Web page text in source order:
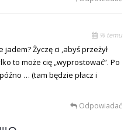
% temu
jadem? Życzę ci ,abyś przeżył
to może cię „wyprostować”. Po
… (tam będzie płacz i
Odpowiadać